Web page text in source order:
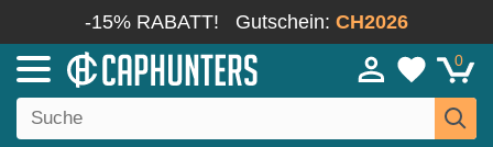
-15% RABATT! Gutschein: CH2026
0